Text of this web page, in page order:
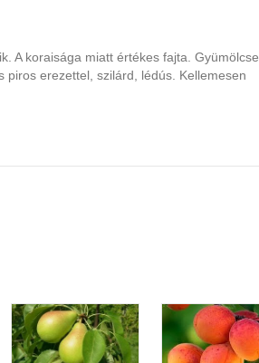
A koraisága miatt értékes fajta. Gyümölcse
erezettel, szilárd, lédús. Kellemesen